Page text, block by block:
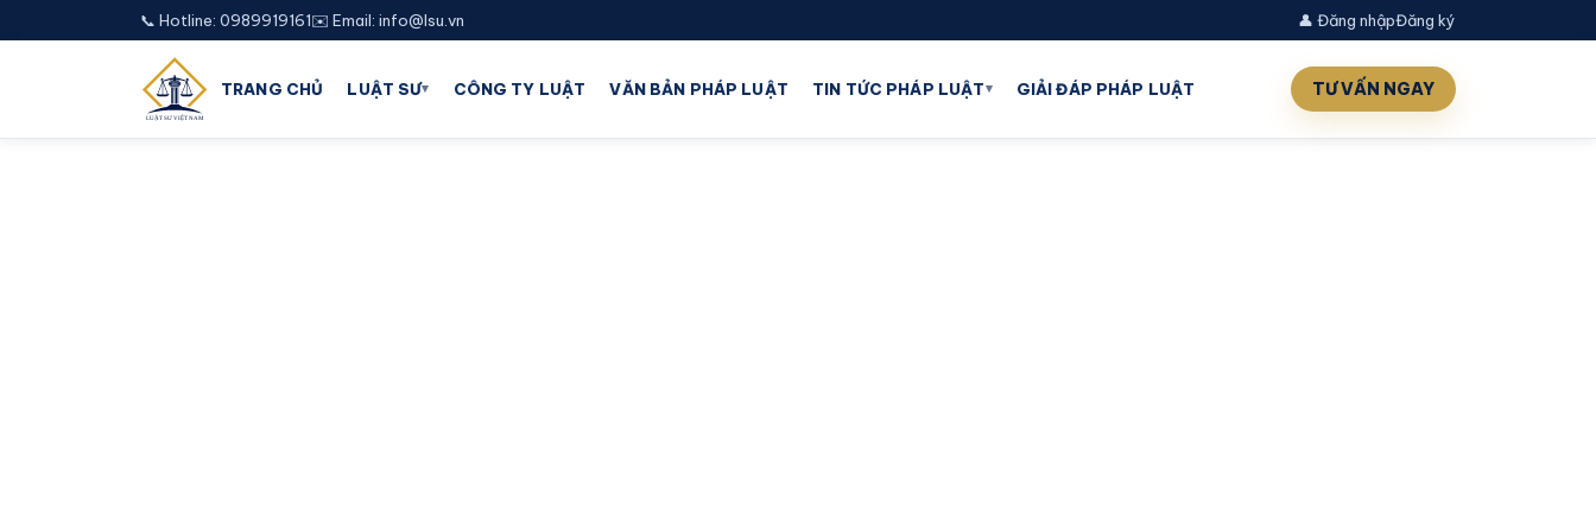
📞 Hotline: 0989919161✉️ Email: info@lsu.vn 👤 Đăng nhậpĐăng ký
TRANG CHỦ LUẬT SƯ▾ CÔNG TY LUẬT VĂN BẢN PHÁP LUẬT TIN TỨC PHÁP LUẬT▾ GIẢI ĐÁP PHÁP LUẬT TƯ VẤN NGAY